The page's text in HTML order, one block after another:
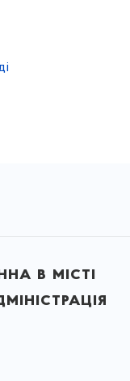
в місті